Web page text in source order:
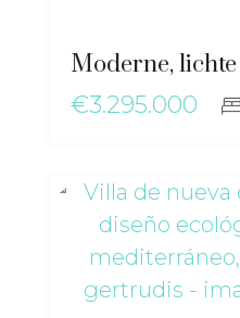
€3.295.000